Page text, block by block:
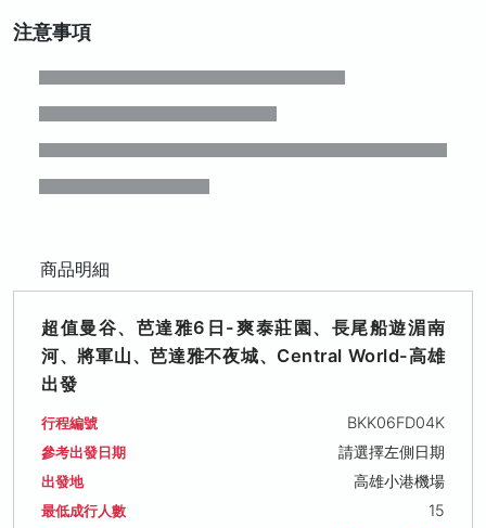
注意事項
商品明細
超值曼谷、芭達雅6日-爽泰莊園、長尾船遊湄南
河、將軍山、芭達雅不夜城、Central World-高雄
出發
行程編號 BKK06FD04K
參考出發日期 請選擇左側日期
出發地 高雄小港機場
最低成行人數 15